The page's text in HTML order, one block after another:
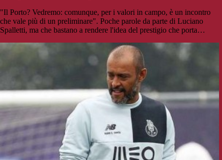
"Il Porto? Vedremo: comunque, per i valori in campo, è un incontro
che vale più di un preliminare". Poche parole da parte di Luciano
Spalletti, ma che bastano a rendere l'idea del prestigio che porta…